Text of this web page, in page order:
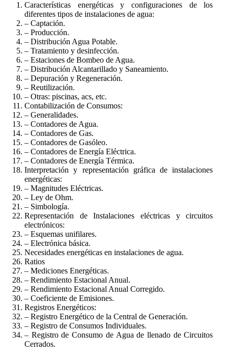
Características energéticas y configuraciones de los
diferentes tipos de instalaciones de agua:
– Captación.
– Producción.
– Distribución Agua Potable.
– Tratamiento y desinfección.
– Estaciones de Bombeo de Agua.
– Distribución Alcantarillado y Saneamiento.
– Depuración y Regeneración.
– Reutilización.
– Otras: piscinas, acs, etc.
Contabilización de Consumos:
– Generalidades.
– Contadores de Agua.
– Contadores de Gas.
– Contadores de Gasóleo.
– Contadores de Energía Eléctrica.
– Contadores de Energía Térmica.
Interpretación y representación gráfica de instalaciones
energéticas:
– Magnitudes Eléctricas.
– Ley de Ohm.
– Simbología.
Representación de Instalaciones eléctricas y circuitos
electrónicos:
– Esquemas unifilares.
– Electrónica básica.
Necesidades energéticas en instalaciones de agua.
Ratios
– Mediciones Energéticas.
– Rendimiento Estacional Anual.
– Rendimiento Estacional Anual Corregido.
– Coeficiente de Emisiones.
Registros Energéticos:
– Registro Energético de la Central de Generación.
– Registro de Consumos Individuales.
– Registro de Consumo de Agua de llenado de Circuitos
Cerrados.